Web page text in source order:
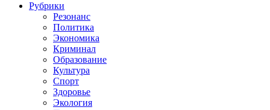
Рубрики
Резонанс
Политика
Экономика
Криминал
Образование
Культура
Спорт
Здоровье
Экология